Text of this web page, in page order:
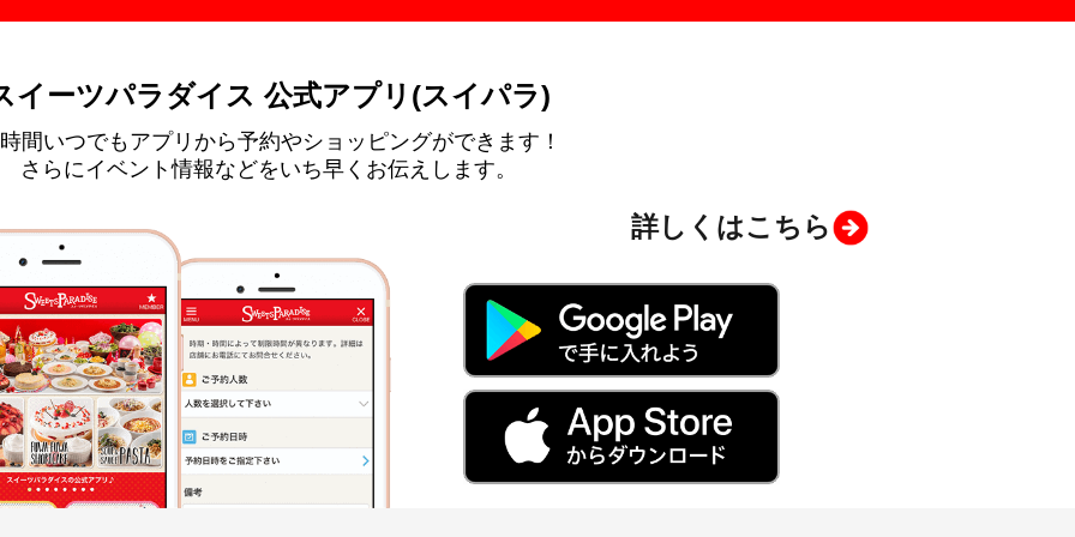
イーツパラダイス 公式アプリ(スイパラ)
間いつでもアプリから予約やショッピングができます！
さらにイベント情報などをいち早くお伝えします。
詳しくはこちら